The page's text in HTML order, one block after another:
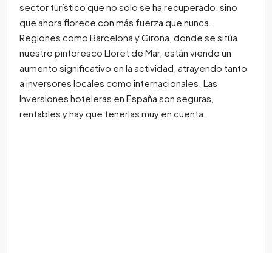
sector turístico que no solo se ha recuperado, sino
que ahora florece con más fuerza que nunca.
Regiones como Barcelona y Girona, donde se sitúa
nuestro pintoresco Lloret de Mar, están viendo un
aumento significativo en la actividad, atrayendo tanto
a inversores locales como internacionales. Las
Inversiones hoteleras en España son seguras,
rentables y hay que tenerlas muy en cuenta.